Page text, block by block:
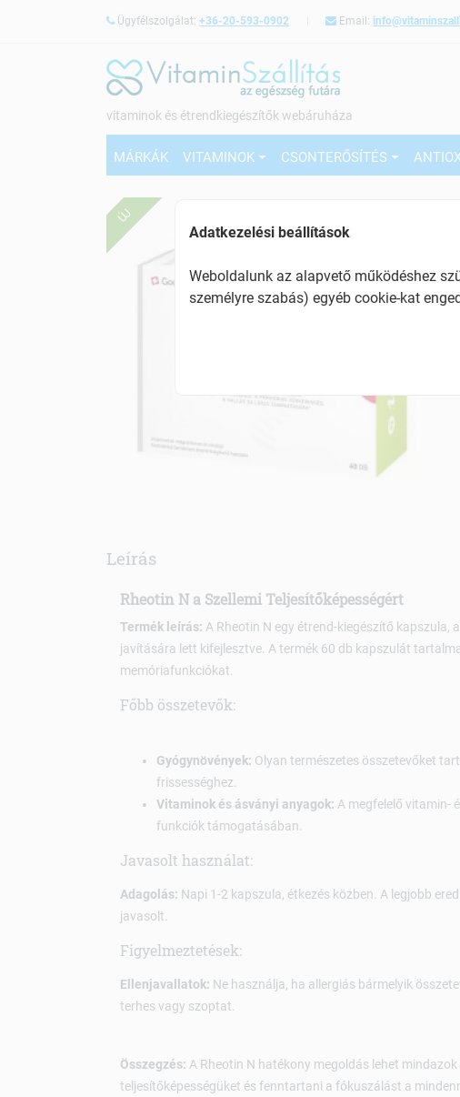
Ügyfélszolgálat: +36-20-593-0902 Email:
vitaminok és étrendkiegészítők webáruháza
MÁRKÁK VITAMINOK CSONTERŐSÍTÉS
ÚJ
Leírás
Rheotin N a Szellemi Teljesítőképességért
Termék leírás: A Rheotin N egy étrend-kiegészítő kapszula,
javítására lett kifejlesztve. A termék 60 db kapszulát
memóriafunkciókat.
Főbb összetevők:
Gyógynövények: Olyan természetes összetevőket
frissességhez.
Vitaminok és ásványi anyagok: A megfelelő vitamin-
funkciók támogatásában.
Javasolt használat:
Adagolás: Napi 1-2 kapszula, étkezés közben. A legjobb
javasolt.
Figyelmeztetések:
Ellenjavallatok: Ne használja, ha allergiás bármelyik
terhes vagy szoptat.
Összegzés: A Rheotin N hatékony megoldás lehet
teljesítőképességüket és fenntartani a fókuszálást a
Adatkezelési beállítások
Weboldalunk az alapvető működéshez
személyre szabás) egyéb cookie-kat